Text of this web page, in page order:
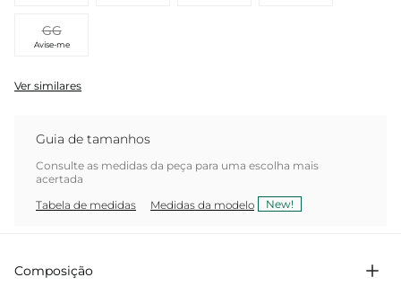
GG
Avise-me
Ver similares
Guia de tamanhos
Consulte as medidas da peça para uma escolha mais
acertada
Tabela de medidas
Medidas da modelo New!
Composição